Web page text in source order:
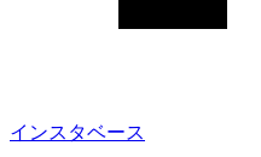
インスタベース